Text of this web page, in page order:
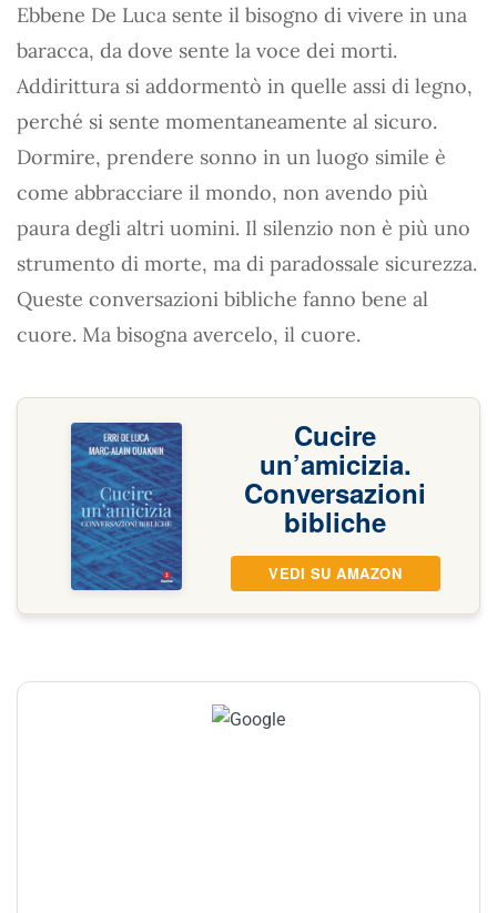
Ebbene De Luca sente il bisogno di vivere in una
baracca, da dove sente la voce dei morti.
Addirittura si addormentò in quelle assi di legno,
perché si sente momentaneamente al sicuro.
Dormire, prendere sonno in un luogo simile è
come abbracciare il mondo, non avendo più
paura degli altri uomini. Il silenzio non è più uno
strumento di morte, ma di paradossale sicurezza.
Queste conversazioni bibliche fanno bene al
cuore. Ma bisogna avercelo, il cuore.
Cucire
un’amicizia.
Conversazioni
bibliche
VEDI SU AMAZON